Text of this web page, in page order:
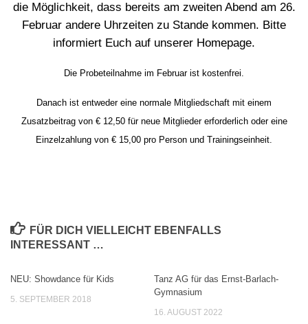
die Möglichkeit, dass bereits am zweiten Abend am 26.
Februar andere Uhrzeiten zu Stande kommen. Bitte
informiert Euch auf unserer Homepage.
Die Probeteilnahme im Februar ist kostenfrei.
Danach ist entweder eine normale Mitgliedschaft mit einem
Zusatzbeitrag von € 12,50 für neue Mitglieder erforderlich oder eine
Einzelzahlung von € 15,00 pro Person und Trainingseinheit.
FÜR DICH VIELLEICHT EBENFALLS
INTERESSANT …
NEU: Showdance für Kids
5. SEPTEMBER 2018
Tanz AG für das Ernst-Barlach-
Gymnasium
16. AUGUST 2022